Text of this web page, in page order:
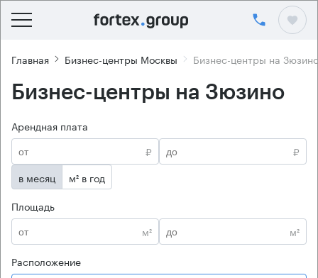
Главная Бизнес-центры Москвы Бизнес-центры на Зюзино
Бизнес-центры на Зюзино
Арендная плата
₽
₽
в месяц
м² в год
Площадь
м²
м²
Расположение